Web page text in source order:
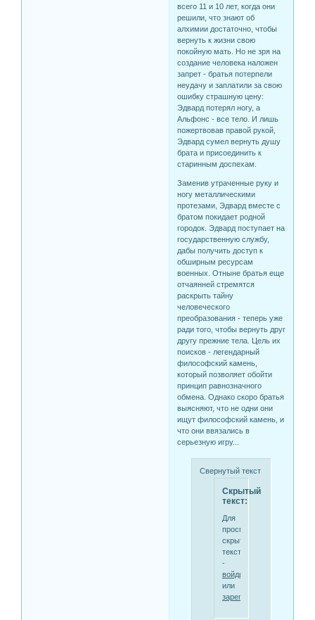
всего 11 и 10 лет, когда они
решили, что знают об
алхимии достаточно, чтобы
вернуть к жизни свою
покойную мать. Но не зря на
создание человека наложен
запрет - братья потерпели
неудачу и заплатили за свою
ошибку страшную цену:
Эдвард потерял ногу, а
Альфонс - все тело. И лишь
пожертвовав правой рукой,
Эдвард сумел вернуть душу
брата и присоединить к
старинным доспехам.
Заменив утраченные руку и
ногу металлическими
протезами, Эдвард вместе с
братом покидает родной
городок. Эдвард поступает на
государственную службу,
дабы получить доступ к
обширным ресурсам
военных. Отныне братья еще
отчаянней стремятся
раскрыть тайну
человеческого
преобразования - теперь уже
ради того, чтобы вернуть друг
другу прежние тела. Цель их
поисков - легендарный
философский камень,
который позволяет обойти
принцип равнозначного
обмена. Однако скоро братья
выясняют, что не одни они
ищут философский камень, и
что они ввязались в
серьезную игру...
Свернутый текст
Скрытый
текст:
Для
просмотра
скрытого
текста
-
войдите
или
зарегистрируйтесь